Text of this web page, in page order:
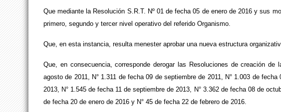
Que mediante la Resolución S.R.T. Nº 01 de fecha 05 de enero de 2016 y sus
primero, segundo y tercer nivel operativo del referido Organismo.
Que, en esta instancia, resulta menester aprobar una nueva estructura
Que, en consecuencia, corresponde derogar las Resoluciones de creación
agosto de 2011, N° 1.311 de fecha 09 de septiembre de 2011, N° 1.003 de
2013, N° 1.545 de fecha 11 de septiembre de 2013, N° 3.362 de fecha 08 de
de fecha 20 de enero de 2016 y N° 45 de fecha 22 de febrero de 2016.